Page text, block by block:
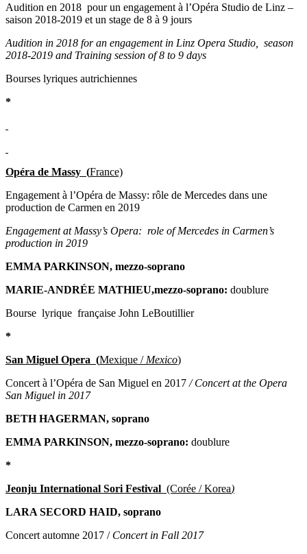
Audition en 2018 pour un engagement à l’Opéra Studio de Linz –
saison 2018-2019 et un stage de 8 à 9 jours
Audition in 2018 for an engagement in Linz Opera Studio, season
2018-2019 and Training session of 8 to 9 days
Bourses lyriques autrichiennes
*
Opéra de Massy (France)
Engagement à l’Opéra de Massy: rôle de Mercedes dans une
production de Carmen en 2019
Engagement at Massy’s Opera: role of Mercedes in Carmen’s
production in 2019
EMMA PARKINSON, mezzo-soprano
MARIE-ANDRÉE MATHIEU,mezzo-soprano: doublure
Bourse lyrique française John LeBoutillier
*
San Miguel Opera (Mexique / Mexico)
Concert à l’Opéra de San Miguel en 2017 / Concert at the Opera
San Miguel in 2017
BETH HAGERMAN, soprano
EMMA PARKINSON, mezzo-soprano: doublure
*
Jeonju International Sori Festival (Corée /Korea)
LARA SECORD HAID, soprano
Concert automne 2017 / Concert in Fall 2017